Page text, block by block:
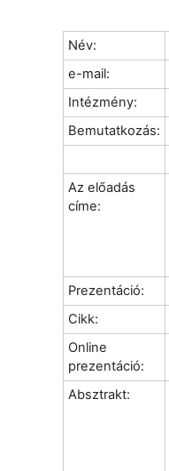
Név:
e-mail:
Intézmény:
Bemutatkozás:
Az előadás
címe:
Prezentáció:
Cikk:
Online
prezentáció:
Absztrakt: